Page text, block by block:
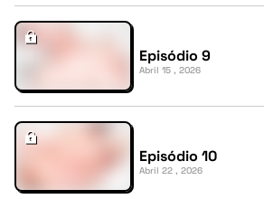
Episódio 9
Abril 15 , 2026
Episódio 10
Abril 22 , 2026